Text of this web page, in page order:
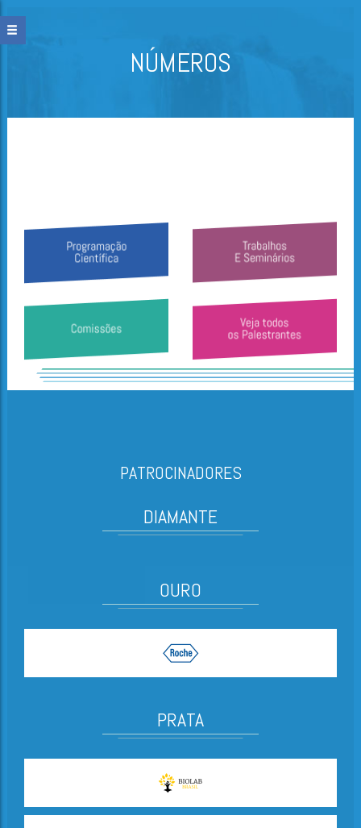
NÚMEROS
PATROCINADORES
DIAMANTE
OURO
PRATA